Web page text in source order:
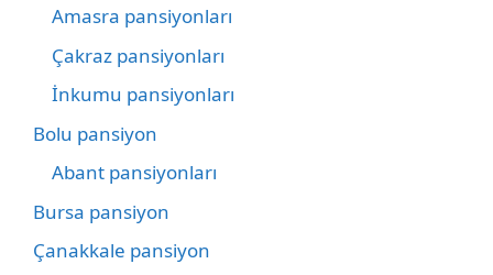
Amasra pansiyonları
Çakraz pansiyonları
İnkumu pansiyonları
Bolu pansiyon
Abant pansiyonları
Bursa pansiyon
Çanakkale pansiyon